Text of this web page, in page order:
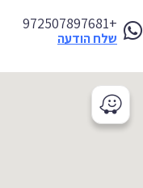
+972507897681
שלח הודעה